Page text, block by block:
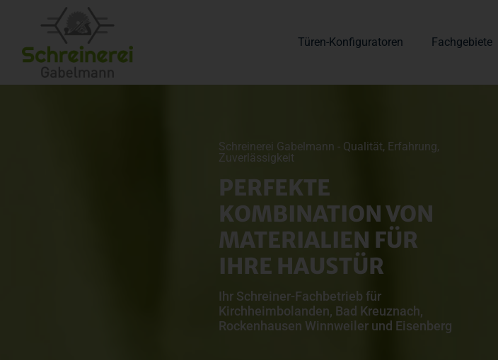
Türen-Konfiguratoren Fachgebiete
Schreinerei Gabelmann - Qualität, Erfahrung,
Zuverlässigkeit
PERFEKTE
KOMBINATION VON
MATERIALIEN FÜR
IHRE HAUSTÜR
Ihr Schreiner-Fachbetrieb für
Kirchheimbolanden, Bad Kreuznach,
Rockenhausen Winnweiler und Eisenberg